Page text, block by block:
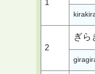
1
2
ぎ